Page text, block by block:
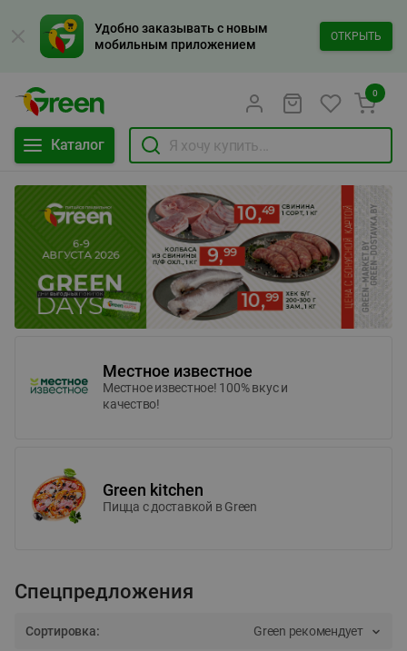
Удобно заказывать с новым
мобильным приложением
ОТКРЫТЬ
Каталог
0
Местное известное
Местное известное! 100% вкус и
качество!
Green kitchen
Пицца c доставкой в Green
Спецпредложения
Сортировка: Green рекомендует